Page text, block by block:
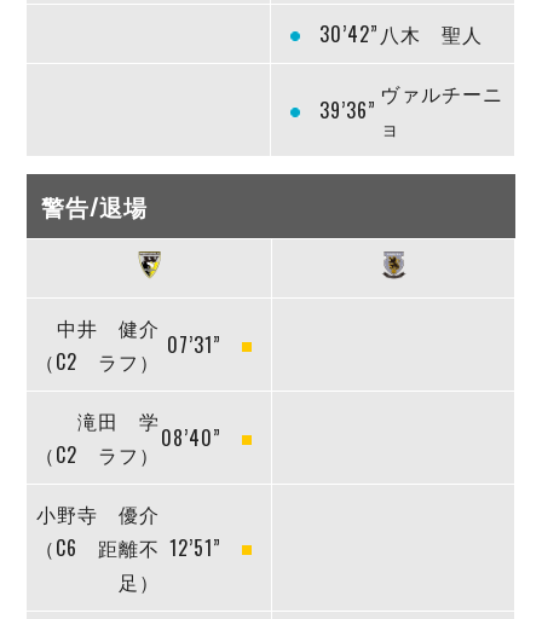
30’42” 八木 聖人
39’36”
ヴァルチーニ
ョ
警告/退場
中井 健介
（C2 ラフ）
07’31”
滝田 学
（C2 ラフ）
08’40”
小野寺 優介
（C6 距離不
足）
12’51”